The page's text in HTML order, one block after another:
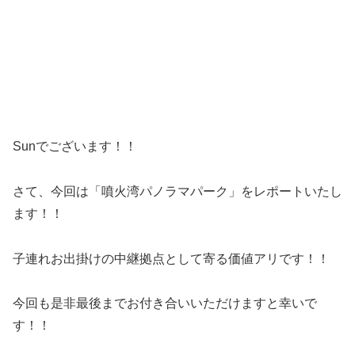
Sunでございます！！
さて、今回は「噴火湾パノラマパーク」をレポートいたし
ます！！
子連れお出掛けの中継拠点として寄る価値アリです！！
今回も是非最後までお付き合いいただけますと幸いで
す！！